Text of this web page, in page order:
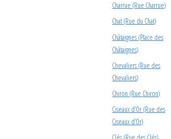
Charrue (Rue Charrue)
Chat (Rue du Chat)
Châtaignes (Place des
Châtaignes)
Chevaliers (Rue des
Chevaliers)
Chiron (Rue Chiron)
Ciseaux d’Or (Rue des
Ciseaux d’Or)